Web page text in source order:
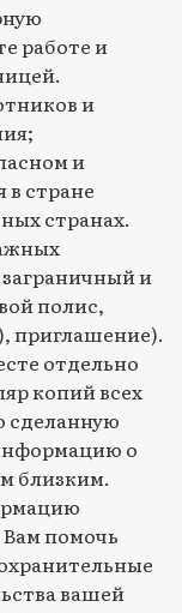
работе и
и
и
стране
странах.
и
полис,
приглашение).
отдельно
копий всех
сделанную
о
близким.
помочь
вашей